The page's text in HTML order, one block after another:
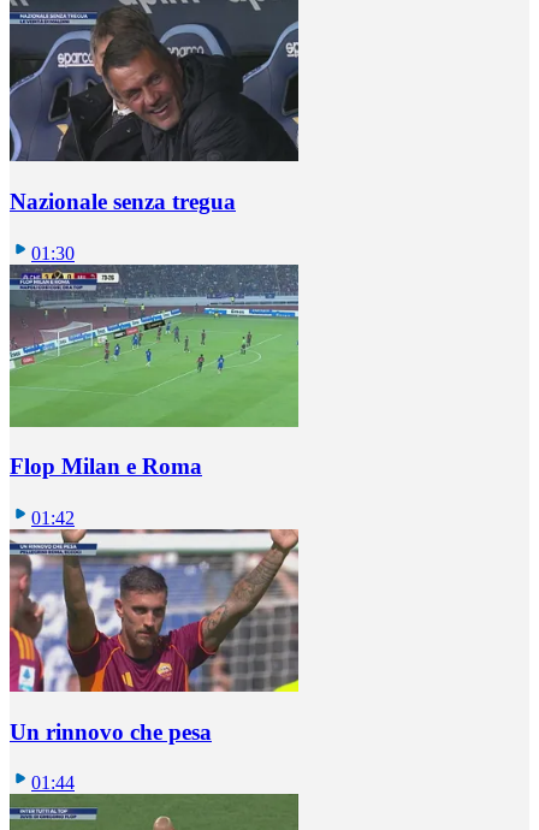
Nazionale senza tregua
01:30
Flop Milan e Roma
01:42
Un rinnovo che pesa
01:44